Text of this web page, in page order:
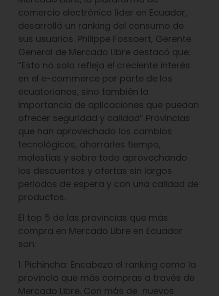
comercio electrónico líder en Ecuador,
desarrolló un ranking del consumo de
sus usuarios. Philippe Fossaert, Gerente
General de Mercado Libre destacó que:
“Esto no solo refleja el creciente interés
en el e-commerce por parte de los
ecuatorianos, sino también la
importancia de aplicaciones que puedan
ofrecer seguridad y calidad” Provincias
que han aprovechado los cambios
tecnológicos, ahorrarles tiempo,
molestias y sobre todo aprovechando
los descuentos y ofertas sin largos
periodos de espera y con una calidad de
productos.
El top 5 de las provincias que más
compra en Mercado Libre en Ecuador
son:
1. Pichincha: Encabeza el ranking como la
provincia que más compras a través de
Mercado Libre. Con más de nuevos